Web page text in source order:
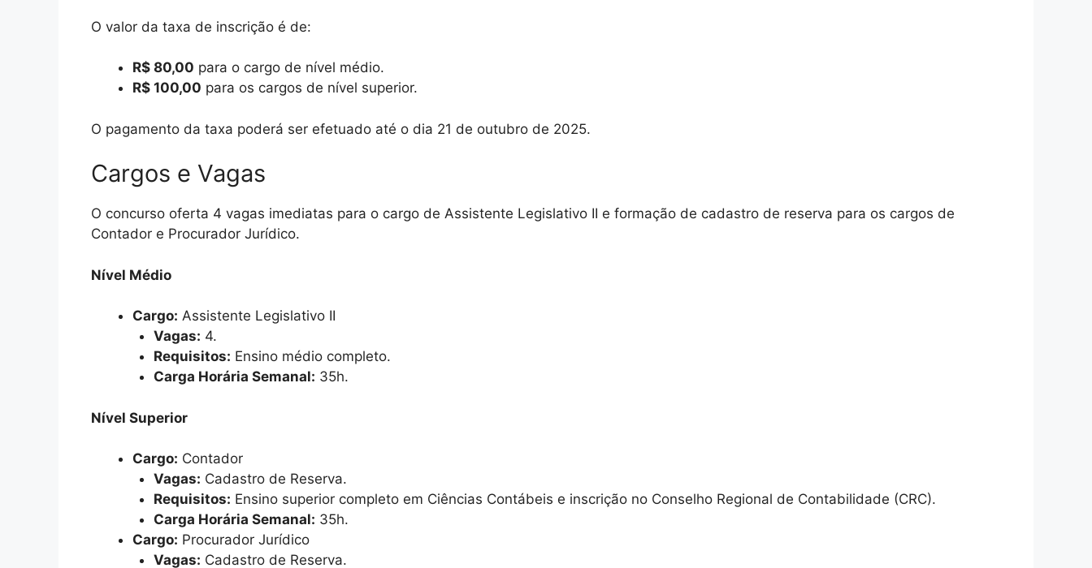
O valor da taxa de inscrição é de:
R$ 80,00 para o cargo de nível médio.
R$ 100,00 para os cargos de nível superior.
O pagamento da taxa poderá ser efetuado até o dia 21 de outubro de 2025.
Cargos e Vagas
O concurso oferta 4 vagas imediatas para o cargo de Assistente Legislativo II e formação de cadastro de reserva para os cargos de
Contador e Procurador Jurídico.
Nível Médio
Cargo: Assistente Legislativo II
Vagas: 4.
Requisitos: Ensino médio completo.
Carga Horária Semanal: 35h.
Nível Superior
Cargo: Contador
Vagas: Cadastro de Reserva.
Requisitos: Ensino superior completo em Ciências Contábeis e inscrição no Conselho Regional de Contabilidade (CRC).
Carga Horária Semanal: 35h.
Cargo: Procurador Jurídico
Vagas: Cadastro de Reserva.